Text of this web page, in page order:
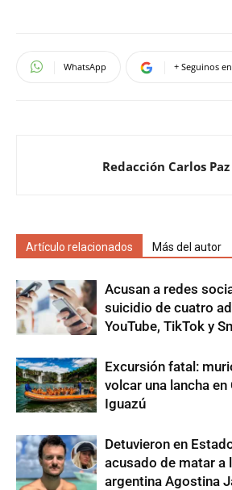
WhatsApp + Seguinos
Redacción Carlos
Artículo relacionados Más del autor
Acusan a redes
suicidio de cuatro
YouTube, TikTok y
Excursión fatal:
volcar una lancha
Iguazú
Detuvieron en
acusado de matar a
argentina Agostina